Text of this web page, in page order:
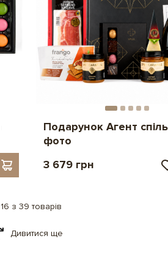
Подарунок Агент
фото
3 679 грн
16 з 39 товарів
Дивитися ще